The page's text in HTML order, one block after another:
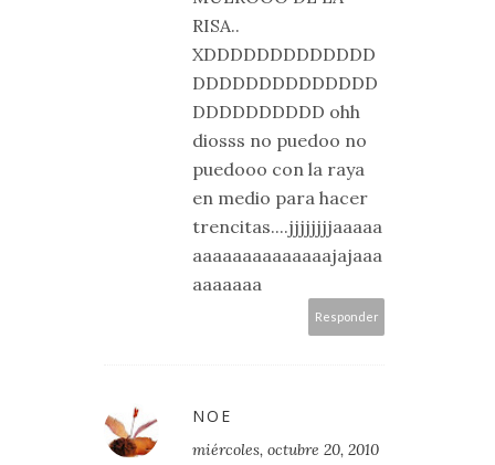
RISA..
XDDDDDDDDDDDDD
DDDDDDDDDDDDDD
DDDDDDDDDD ohh
diosss no puedoo no
puedooo con la raya
en medio para hacer
trencitas....jjjjjjjjaaaaa
aaaaaaaaaaaaaajajaaa
aaaaaaa
Responder
NOE
miércoles, octubre 20, 2010